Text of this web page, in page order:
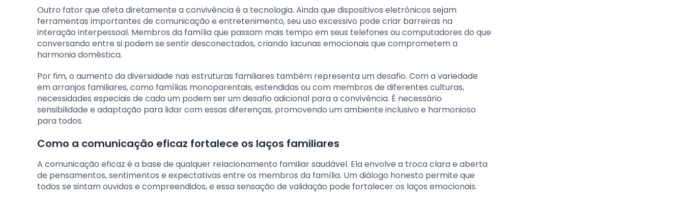
Outro fator que afeta diretamente a convivência é a tecnologia. Ainda que dispositivos eletrônicos sejam
ferramentas importantes de comunicação e entretenimento, seu uso excessivo pode criar barreiras na
interação interpessoal. Membros da família que passam mais tempo em seus telefones ou computadores do que
conversando entre si podem se sentir desconectados, criando lacunas emocionais que comprometem a
harmonia doméstica.
Por fim, o aumento da diversidade nas estruturas familiares também representa um desafio. Com a variedade
em arranjos familiares, como famílias monoparentais, estendidas ou com membros de diferentes culturas,
necessidades especiais de cada um podem ser um desafio adicional para a convivência. É necessário
sensibilidade e adaptação para lidar com essas diferenças, promovendo um ambiente inclusivo e harmonioso
para todos.
Como a comunicação eficaz fortalece os laços familiares
A comunicação eficaz é a base de qualquer relacionamento familiar saudável. Ela envolve a troca clara e aberta
de pensamentos, sentimentos e expectativas entre os membros da família. Um diálogo honesto permite que
todos se sintam ouvidos e compreendidos, e essa sensação de validação pode fortalecer os laços emocionais.